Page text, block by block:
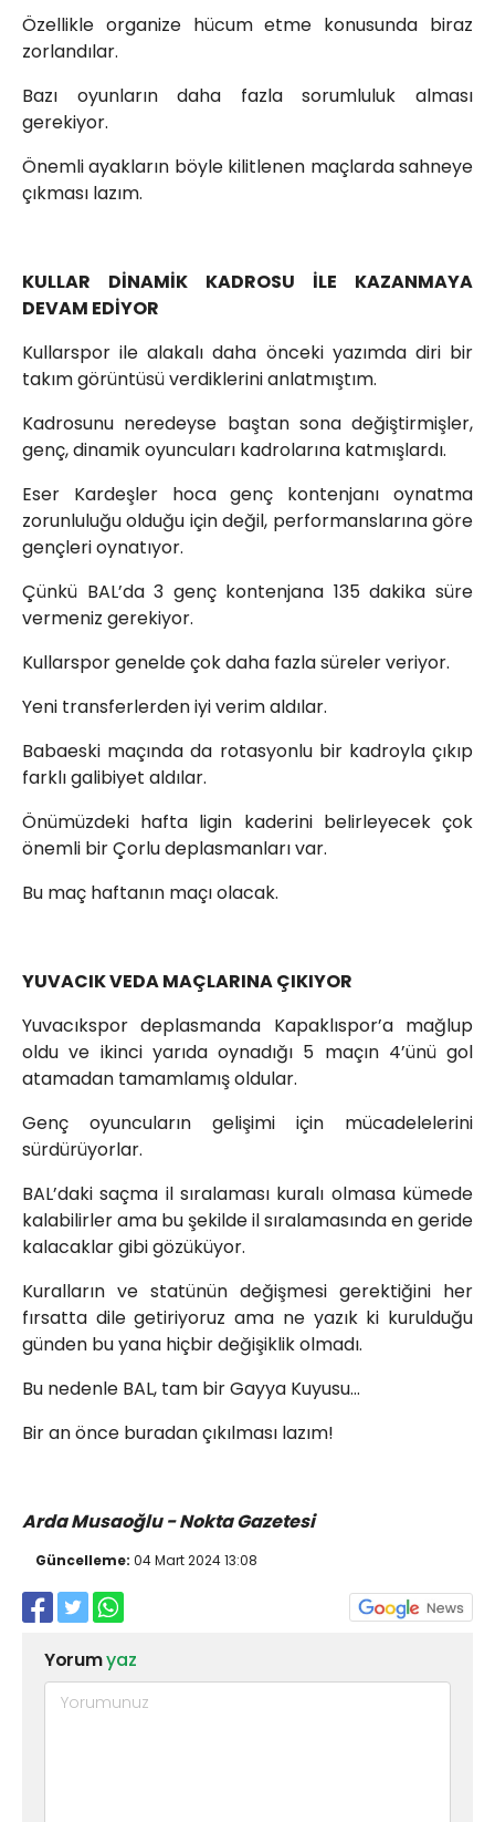
Özellikle organize hücum etme konusunda biraz
zorlandılar.
Bazı oyunların daha fazla sorumluluk alması
gerekiyor.
Önemli ayakların böyle kilitlenen maçlarda sahneye
çıkması lazım.
KULLAR DİNAMİK KADROSU İLE KAZANMAYA
DEVAM EDİYOR
Kullarspor ile alakalı daha önceki yazımda diri bir
takım görüntüsü verdiklerini anlatmıştım.
Kadrosunu neredeyse baştan sona değiştirmişler,
genç, dinamik oyuncuları kadrolarına katmışlardı.
Eser Kardeşler hoca genç kontenjanı oynatma
zorunluluğu olduğu için değil, performanslarına göre
gençleri oynatıyor.
Çünkü BAL’da 3 genç kontenjana 135 dakika süre
vermeniz gerekiyor.
Kullarspor genelde çok daha fazla süreler veriyor.
Yeni transferlerden iyi verim aldılar.
Babaeski maçında da rotasyonlu bir kadroyla çıkıp
farklı galibiyet aldılar.
Önümüzdeki hafta ligin kaderini belirleyecek çok
önemli bir Çorlu deplasmanları var.
Bu maç haftanın maçı olacak.
YUVACIK VEDA MAÇLARINA ÇIKIYOR
Yuvacıkspor deplasmanda Kapaklıspor’a mağlup
oldu ve ikinci yarıda oynadığı 5 maçın 4’ünü gol
atamadan tamamlamış oldular.
Genç oyuncuların gelişimi için mücadelelerini
sürdürüyorlar.
BAL’daki saçma il sıralaması kuralı olmasa kümede
kalabilirler ama bu şekilde il sıralamasında en geride
kalacaklar gibi gözüküyor.
Kuralların ve statünün değişmesi gerektiğini her
fırsatta dile getiriyoruz ama ne yazık ki kurulduğu
günden bu yana hiçbir değişiklik olmadı.
Bu nedenle BAL, tam bir Gayya Kuyusu…
Bir an önce buradan çıkılması lazım!
Arda Musaoğlu - Nokta Gazetesi
Güncelleme: 04 Mart 2024 13:08
Yorumyaz